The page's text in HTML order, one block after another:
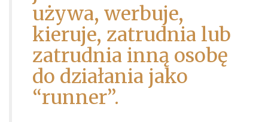
używa, werbuje,
kieruje, zatrudnia lub
zatrudnia inną osobę
do działania jako
“runner”.